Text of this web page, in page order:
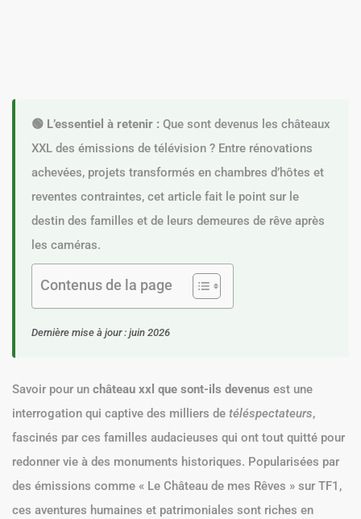
🟢 L’essentiel à retenir : Que sont devenus les châteaux
XXL des émissions de télévision ? Entre rénovations
achevées, projets transformés en chambres d’hôtes et
reventes contraintes, cet article fait le point sur le
destin des familles et de leurs demeures de rêve après
les caméras.
Contenus de la page
Dernière mise à jour : juin 2026
Savoir pour un château xxl que sont-ils devenus est une
interrogation qui captive des milliers de téléspectateurs,
fascinés par ces familles audacieuses qui ont tout quitté pour
redonner vie à des monuments historiques. Popularisées par
des émissions comme « Le Château de mes Rêves » sur TF1,
ces aventures humaines et patrimoniales sont riches en